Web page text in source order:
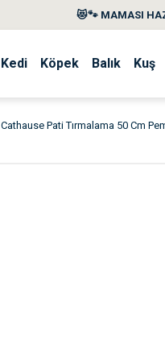
😻🐾 MAMASI
Kedi Köpek Balık Kuş
Cathause Pati Tırmalama 50 Cm